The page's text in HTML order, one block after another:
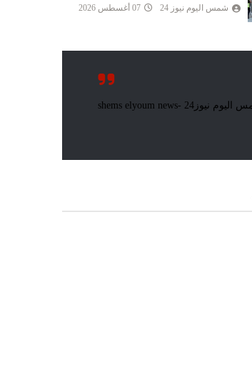
شمس اليوم نيوز 24 07 أغسطس 2026